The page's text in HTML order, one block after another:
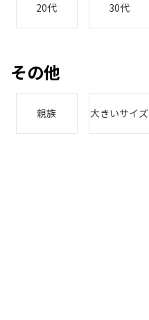
20代 30代
その他
親族 大きいサイズ